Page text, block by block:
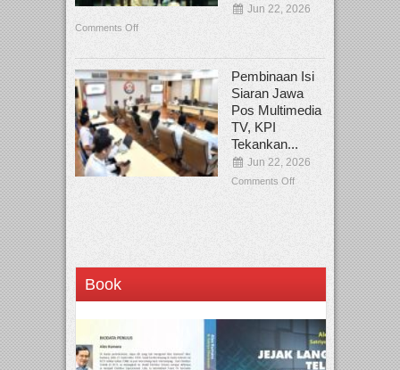
Jun 22, 2026
Comments Off
Pembinaan Isi
Siaran Jawa
Pos Multimedia
TV, KPI
Tekankan...
Jun 22, 2026
Comments Off
Book